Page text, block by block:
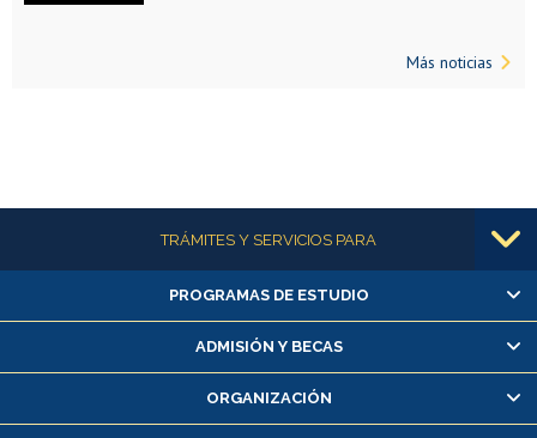
Más noticias
Más informaciónTRÁMITES Y SERVICIOS PARA
Alumnas/os y exalumnas/os
Matrícula en línea
Inscripción y cambio de asignaturas
Consulta y certificado de notas
PROGRAMAS DE ESTUDIO
ADMISIÓN Y BECAS
ORGANIZACIÓN